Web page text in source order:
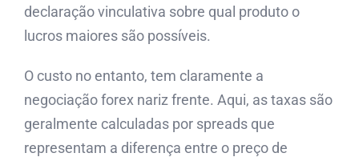
declaração vinculativa sobre qual produto o
lucros maiores são possíveis.
O custo no entanto, tem claramente a
negociação forex nariz frente. Aqui, as taxas são
geralmente calculadas por spreads que
representam a diferença entre o preço de